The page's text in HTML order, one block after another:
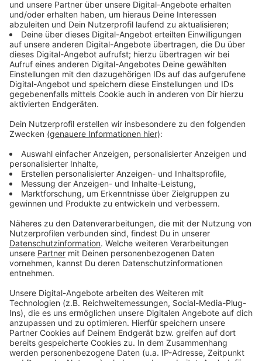
Kreishandwerkerschaft. Die Lager seien jetzt gut
gefüllt. Aber die Handwerker haben so viele Aufträge,
dass trotzdem weiter warten angesagt ist. Die
Handwerkerschaft geht aber davon aus, dass sich
auch das demnächst entspannen wird und alle Kunden
noch schneller bedient werden können.
Anzeige
Weitere Meldungen aus Leverkusen
Anzeige
Schwerer Unfall in Steinbüchel
Jugendstadtrat Leverkusen mit jeder Menge
Beschlüssen
Bayer 04 gegen Wolfsburg: Stürmer Schick vor
Comeback
Anzeige